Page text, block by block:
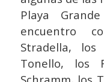
Playa
encuentro
Stradella,
Tonello, los